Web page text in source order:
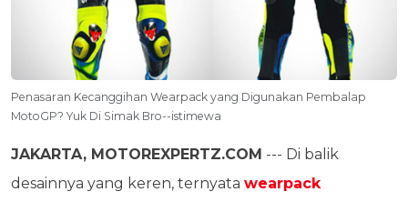
Penasaran Kecanggihan Wearpack yang Digunakan Pembalap
MotoGP? Yuk Di Simak Bro--istimewa
JAKARTA, MOTOREXPERTZ.COM --- Di balik
desainnya yang keren, ternyata wearpack